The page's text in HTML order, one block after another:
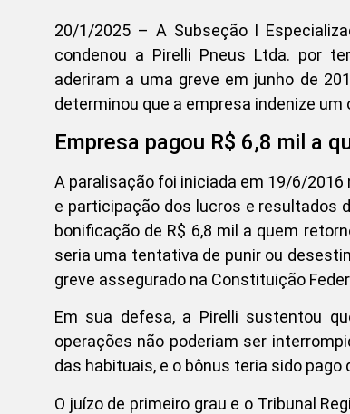
20/1/2025 – A Subseção I
condenou a Pirelli Pneus Ltda. por
aderiram a uma greve em junho de
determinou que a empresa indenize
Empresa pagou R$ 6,8 mil a
A paralisação foi iniciada em 19/6/2016
e participação dos lucros e resultados
bonificação de R$ 6,8 mil a quem
seria uma tentativa de punir ou
greve assegurado na Constituição
Em sua defesa, a Pirelli sustentou
operações não poderiam ser
das habituais, e o bônus teria sido
O juízo de primeiro grau e o Tribunal